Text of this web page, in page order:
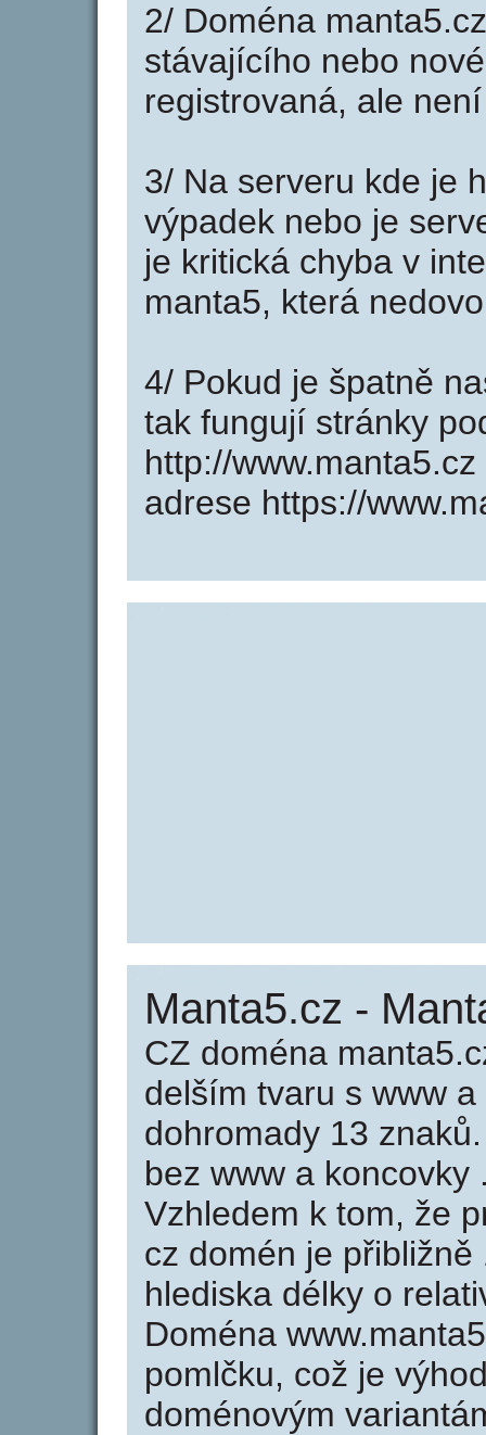
2/ Doména
stávajícího nebo
registrovaná, ale
3/ Na serveru kde je
výpadek nebo je
je kritická chyba v
manta5, která
4/ Pokud je špatně
tak fungují stránky
http://
adrese https://
Manta5.cz -
CZ doména
delším tvaru s www
dohromady 13
bez www a
Vzhledem k tom, že
cz domén je
hlediska délky o
Doména
pomlčku, což je
doménovým